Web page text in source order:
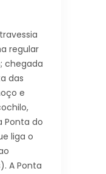
regular
chegada
das
e
Ponta do
liga o
A Ponta